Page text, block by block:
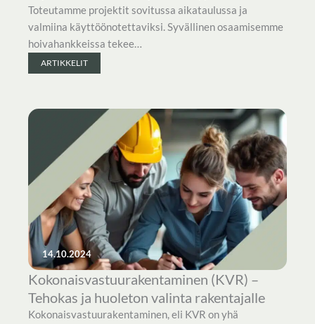
Toteutamme projektit sovitussa aikataulussa ja
valmiina käyttöönotettaviksi. Syvällinen osaamisemme
hoivahankkeissa tekee…
ARTIKKELIT
Kokonaisvastuurakentaminen (KVR) –
Tehokas ja huoleton valinta rakentajalle
Kokonaisvastuurakentaminen, eli KVR on yhä
14.10.2024